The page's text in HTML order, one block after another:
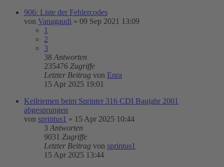
906: Liste der Fehlercodes
von Vanagaudi » 09 Sep 2021 13:09
1
2
3
38 Antworten
235476 Zugriffe
Letzter Beitrag von Enra
15 Apr 2025 19:01
Keilriemen beim Sprinter 316 CDI Baujahr 2001
abgesprungen
von sprintus1 » 15 Apr 2025 10:44
3 Antworten
9031 Zugriffe
Letzter Beitrag von sprintus1
15 Apr 2025 13:44